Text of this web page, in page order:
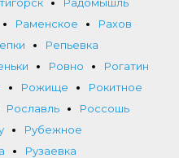
Раменское
Рахов
Репьевка
Ровно
Рогатин
Рожище
Рокитное
Рославль
Россошь
Рубежное
Рузаевка